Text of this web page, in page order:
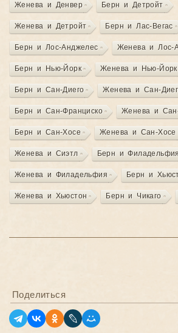
Женева и Денвер Берн и Детройт
Женева и Детройт Берн и Лас-Вегас
Берн и Лос-Анджелес Женева и Лос-
Берн и Нью-Йорк Женева и Нью-Йорк
Берн и Сан-Диего Женева и Сан-
Берн и Сан-Франциско Женева и
Берн и Сан-Хосе Женева и Сан-Хосе
Женева и Сиэтл Берн и Филадельфия
Женева и Филадельфия Берн и
Женева и Хьюстон Берн и Чикаго
Поделиться